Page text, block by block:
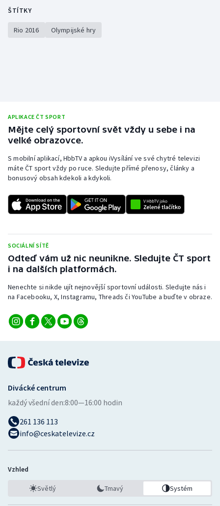
Lyže a snowboard
Moderní pětiboj
Plavání
Ragby
Rychlobruslení
Short track
Sportovní střelba
Stolní tenis
Triatlon
Veslování
Vodní slalom
Volejbal
ŠTÍTKY
Rio 2016 Olympijské hry
APLIKACE ČT SPORT
Mějte celý sportovní svět vždy u sebe i na
velké obrazovce.
S mobilní aplikací, HbbTV a apkou iVysílání ve své chytré televizi
máte ČT sport vždy po ruce. Sledujte přímé přenosy, články a
bonusový obsah kdekoli a kdykoli.
SOCIÁLNÍ SÍTĚ
Odteď vám už nic neunikne. Sledujte ČT sport
i na dalších platformách.
Nenechte si nikde ujít nejnovější sportovní události. Sledujte nás i
na Facebooku, X, Instagramu, Threads či YouTube a buďte v obraze.
Divácké centrum
každý všední den:8:00—16:00 hodin
261 136 113
info@ceskatelevize.cz
Vzhled
Světlý Tmavý Systém